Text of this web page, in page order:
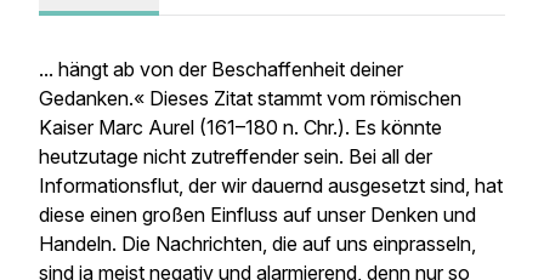
... hängt ab von der Beschaffenheit deiner
Gedanken.« Dieses Zitat stammt vom römischen
Kaiser Marc Aurel (161–180 n. Chr.). Es könnte
heutzutage nicht zutreffender sein. Bei all der
Informationsflut, der wir dauernd ausgesetzt sind, hat
diese einen großen Einfluss auf unser Denken und
Handeln. Die Nachrichten, die auf uns einprasseln,
sind ja meist negativ und alarmierend, denn nur so